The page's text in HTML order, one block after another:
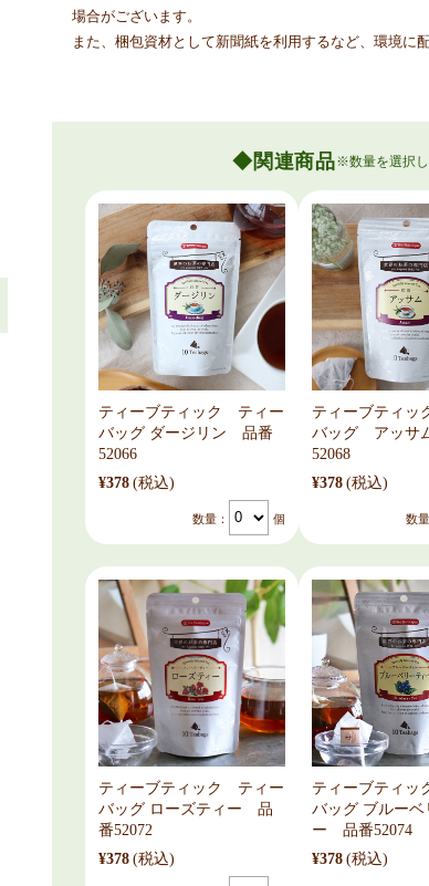
場合がございます。
また、梱包資材として新聞紙を利用するなど、環境に
関連商品
ティーブティック ティー
バッグ ダージリン 品番
52066
¥378 (税込)
数量： 個
ティーブティッ
バッグ アッサ
52068
¥378 (税込)
数量
ティーブティック ティー
バッグ ローズティー 品
番52072
¥378 (税込)
ティーブティ
バッグ ブルーベ
ー 品番52074
¥378 (税込)